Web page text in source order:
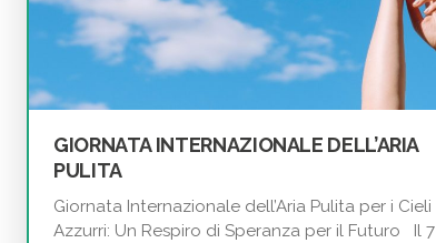
GIORNATA INTERNAZIONALE DELL’ARIA
PULITA
Giornata Internazionale dell’Aria Pulita per i Cieli
Azzurri: Un Respiro di Speranza per il Futuro Il 7